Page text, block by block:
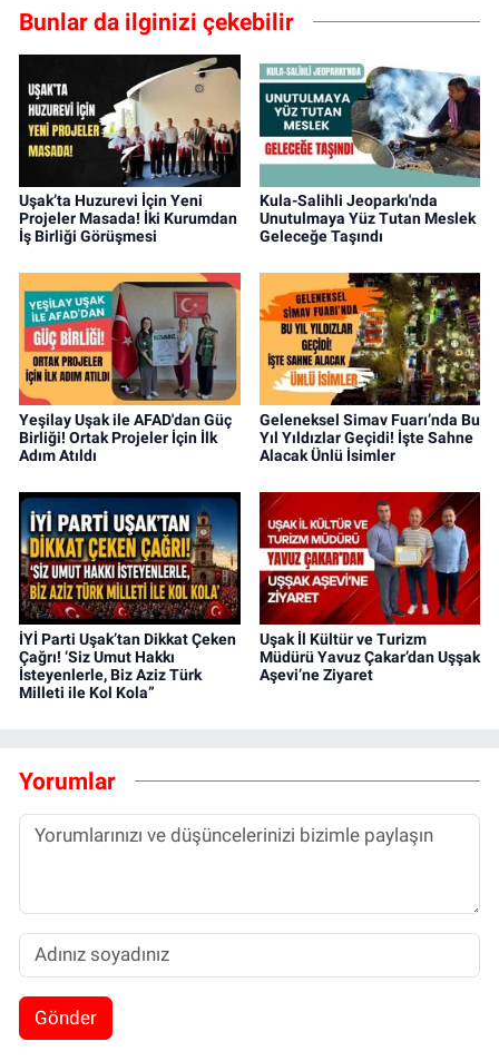
Bunlar da ilginizi çekebilir
Uşak’ta Huzurevi İçin Yeni
Projeler Masada! İki Kurumdan
İş Birliği Görüşmesi
Kula-Salihli Jeoparkı'nda
Unutulmaya Yüz Tutan Meslek
Geleceğe Taşındı
Yeşilay Uşak ile AFAD'dan Güç
Birliği! Ortak Projeler İçin İlk
Adım Atıldı
Geleneksel Simav Fuarı’nda Bu
Yıl Yıldızlar Geçidi! İşte Sahne
Alacak Ünlü İsimler
İYİ Parti Uşak’tan Dikkat Çeken
Çağrı! ‘Siz Umut Hakkı
İsteyenlerle, Biz Aziz Türk
Milleti ile Kol Kola”
Uşak İl Kültür ve Turizm
Müdürü Yavuz Çakar’dan Uşşak
Aşevi’ne Ziyaret
Yorumlar
Gönder